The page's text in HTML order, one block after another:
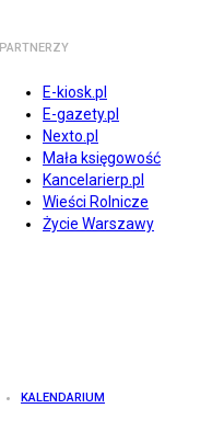
PARTNERZY
E-kiosk.pl
E-gazety.pl
Nexto.pl
Mała księgowość
Kancelarierp.pl
Wieści Rolnicze
Życie Warszawy
KALENDARIUM